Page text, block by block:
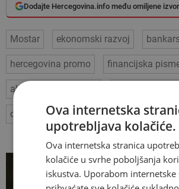
Dodajte Hercegovina.info među omiljene
Mostar ekonomski razvoj
hercegovina promo financijska
akademska suradnja
održivo poslovanje
VEZANI
Ova internetska
upotrebljava kolačiće.
Ova internetska stranica
kolačiće u svrhe poboljšanja
iskustva. Uporabom internetske